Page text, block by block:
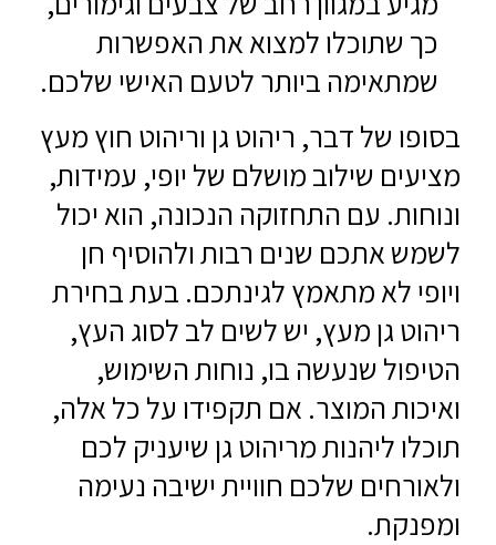
כך שתוכלו למצוא את האפשרות
שמתאימה ביותר לטעם האישי שלכם.
בסופו של דבר, ריהוט גן וריהוט חוץ מעץ
מציעים שילוב מושלם של יופי, עמידות,
ונוחות. עם התחזוקה הנכונה, הוא יכול
לשמש אתכם שנים רבות ולהוסיף חן
ויופי לא מתאמץ לגינתכם. בעת בחירת
ריהוט גן מעץ, יש לשים לב לסוג העץ,
הטיפול שנעשה בו, נוחות השימוש,
ואיכות המוצר. אם תקפידו על כל אלה,
תוכלו ליהנות מריהוט גן שיעניק לכם
ולאורחים שלכם חוויית ישיבה נעימה
ומפנקת.